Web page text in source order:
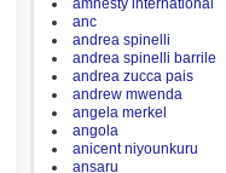
amnesty international
anc
andrea spinelli
andrea spinelli barrile
andrea zucca pais
andrew mwenda
angela merkel
angola
anicent niyounkuru
ansaru